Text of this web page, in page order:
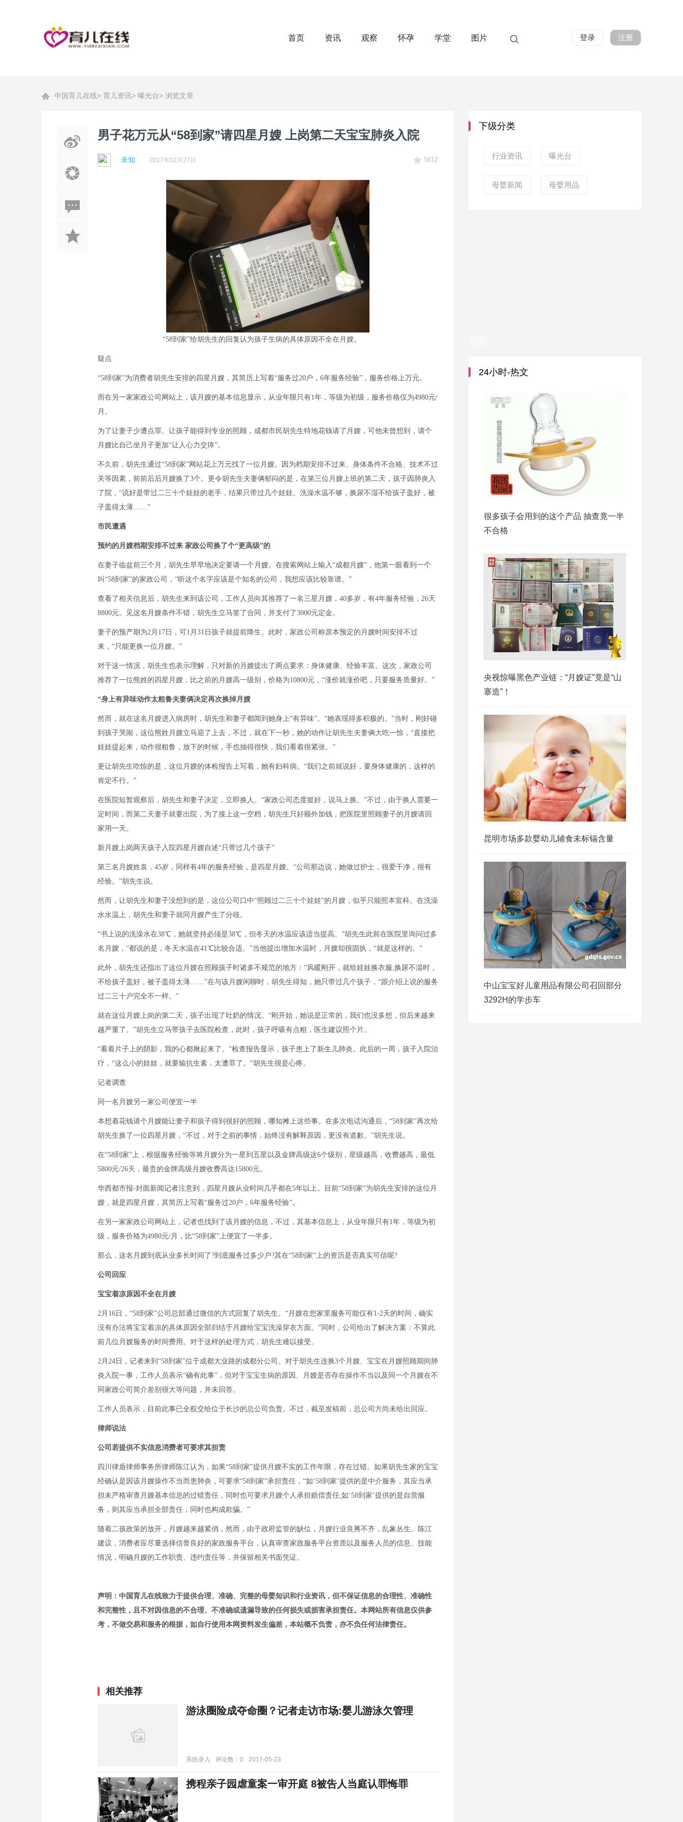
首页 资讯 观察 怀孕 学堂 图片 登录 注册
中国育儿在线> 育儿资讯> 曝光台> 浏览文章
男子花万元从“58到家”请四星月嫂 上岗第二天宝宝肺炎入院
5812
未知 2017年02月27日
“58到家”给胡先生的回复认为孩子生病的具体原因不全在月嫂。
疑点
“58到家”为消费者胡先生安排的四星月嫂，其简历上写着“服务过20户，6年服务经验”，服务价格上万元。
而在另一家家政公司网站上，该月嫂的基本信息显示，从业年限只有1年，等级为初级，服务价格仅为4980元/
月。
为了让妻子少遭点罪、让孩子能得到专业的照顾，成都市民胡先生特地花钱请了月嫂，可他未曾想到，请个
月嫂比自己坐月子更加“让人心力交瘁”。
不久前，胡先生通过“58到家”网站花上万元找了一位月嫂。因为档期安排不过来、身体条件不合格、技术不过
关等因素，前前后后月嫂换了3个。更令胡先生夫妻俩郁闷的是，在第三位月嫂上班的第二天，孩子因肺炎入
了院，“说好是带过二三十个娃娃的老手，结果只带过几个娃娃。洗澡水温不够，换尿不湿不给孩子盖好，被
子盖得太薄……”
市民遭遇
预约的月嫂档期安排不过来 家政公司换了个“更高级”的
在妻子临盆前三个月，胡先生早早地决定要请一个月嫂。在搜索网站上输入“成都月嫂”，他第一眼看到一个
叫“58到家”的家政公司，“听这个名字应该是个知名的公司，我想应该比较靠谱。”
查看了相关信息后，胡先生来到该公司，工作人员向其推荐了一名三星月嫂，40多岁，有4年服务经验，26天
8800元。见这名月嫂条件不错，胡先生立马签了合同，并支付了3000元定金。
妻子的预产期为2月17日，可1月31日孩子就提前降生。此时，家政公司称原本预定的月嫂时间安排不过
来，“只能更换一位月嫂。”
对于这一情况，胡先生也表示理解，只对新的月嫂提出了两点要求：身体健康、经验丰富。这次，家政公司
推荐了一位熊姓的四星月嫂，比之前的月嫂高一级别，价格为10800元，“涨价就涨价吧，只要服务质量好。”
“身上有异味动作太粗鲁夫妻俩决定再次换掉月嫂
然而，就在这名月嫂进入病房时，胡先生和妻子都闻到她身上“有异味”。“她表现得多积极的。”当时，刚好碰
到孩子哭闹，这位熊姓月嫂立马迎了上去，不过，就在下一秒，她的动作让胡先生夫妻俩大吃一惊，“直接把
娃娃提起来，动作很粗鲁，放下的时候，手也抽得很快，我们看着很紧张。”
更让胡先生吃惊的是，这位月嫂的体检报告上写着，她有妇科病。“我们之前就说好，要身体健康的，这样的
肯定不行。”
在医院短暂观察后，胡先生和妻子决定，立即换人。“家政公司态度挺好，说马上换。”不过，由于换人需要一
定时间，而第二天妻子就要出院，为了接上这一空档，胡先生只好额外加钱，把医院里照顾妻子的月嫂请回
家用一天。
新月嫂上岗两天孩子入院四星月嫂自述“只带过几个孩子”
第三名月嫂姓袁，45岁，同样有4年的服务经验，是四星月嫂。“公司那边说，她做过护士，很爱干净，很有
经验。”胡先生说。
然而，让胡先生和妻子没想到的是，这位公司口中“照顾过二三十个娃娃”的月嫂，似乎只能照本宣科。在洗澡
水水温上，胡先生和妻子就同月嫂产生了分歧。
“书上说的洗澡水在38℃，她就坚持必须是38℃，但冬天的水温应该适当提高。”胡先生此前在医院里询问过多
名月嫂，“都说的是，冬天水温在41℃比较合适。”当他提出增加水温时，月嫂却很固执，“就是这样的。”
此外，胡先生还指出了这位月嫂在照顾孩子时诸多不规范的地方：“风暖刚开，就给娃娃换衣服;换尿不湿时，
不给孩子盖好，被子盖得太薄……”在与该月嫂闲聊时，胡先生得知，她只带过几个孩子，“跟介绍上说的服务
过二三十户完全不一样。”
就在这位月嫂上岗的第二天，孩子出现了吐奶的情况。“刚开始，她说是正常的，我们也没多想，但后来越来
越严重了。”胡先生立马带孩子去医院检查，此时，孩子呼吸有点粗，医生建议照个片。
“看着片子上的阴影，我的心都揪起来了。”检查报告显示，孩子患上了新生儿肺炎。此后的一周，孩子入院治
疗，“这么小的娃娃，就要输抗生素，太遭罪了。”胡先生很是心疼。
记者调查
同一名月嫂另一家公司便宜一半
本想着花钱请个月嫂能让妻子和孩子得到很好的照顾，哪知摊上这些事。在多次电话沟通后，“58到家”再次给
胡先生换了一位四星月嫂，“不过，对于之前的事情，始终没有解释原因，更没有道歉。”胡先生说。
在“58到家”上，根据服务经验等将月嫂分为一星到五星以及金牌高级这6个级别，星级越高，收费越高，最低
5800元/26天，最贵的金牌高级月嫂收费高达15800元。
华西都市报-封面新闻记者注意到，四星月嫂从业时间几乎都在5年以上。目前“58到家”为胡先生安排的这位月
嫂，就是四星月嫂，其简历上写着“服务过20户，6年服务经验”。
在另一家家政公司网站上，记者也找到了该月嫂的信息，不过，其基本信息上，从业年限只有1年，等级为初
级，服务价格为4980元/月，比“58到家”上便宜了一半多。
那么，这名月嫂到底从业多长时间了?到底服务过多少户?其在“58到家”上的资历是否真实可信呢?
公司回应
宝宝着凉原因不全在月嫂
2月16日，“58到家”公司总部通过微信的方式回复了胡先生。“月嫂在您家里服务可能仅有1-2天的时间，确实
没有办法将宝宝着凉的具体原因全部归结于月嫂给宝宝洗澡穿衣方面。”同时，公司给出了解决方案：不算此
前几位月嫂服务的时间费用。对于这样的处理方式，胡先生难以接受。
2月24日，记者来到“58到家”位于成都大业路的成都分公司。对于胡先生连换3个月嫂、宝宝在月嫂照顾期间肺
炎入院一事，工作人员表示“确有此事”，但对于宝宝生病的原因、月嫂是否存在操作不当以及同一个月嫂在不
同家政公司简介差别很大等问题，并未回答。
工作人员表示，目前此事已全权交给位于长沙的总公司负责。不过，截至发稿前，总公司方尚未给出回应。
律师说法
公司若提供不实信息消费者可要求其担责
四川律盾律师事务所律师陈江认为，如果“58到家”提供月嫂不实的工作年限，存在过错。如果胡先生家的宝宝
经确认是因该月嫂操作不当而患肺炎，可要求“58到家”承担责任，“如‘58到家’提供的是中介服务，其应当承
担未严格审查月嫂基本信息的过错责任，同时也可要求月嫂个人承担赔偿责任;如‘58到家’提供的是自营服
务，则其应当承担全部责任，同时也构成欺骗。”
随着二孩政策的放开，月嫂越来越紧俏，然而，由于政府监管的缺位，月嫂行业良莠不齐，乱象丛生。陈江
建议，消费者应尽量选择信誉良好的家政服务平台，认真审查家政服务平台资质以及服务人员的信息、技能
情况，明确月嫂的工作职责、违约责任等，并保留相关书面凭证。
声明：中国育儿在线致力于提供合理、准确、完整的母婴知识和行业资讯，但不保证信息的合理性、准确性
和完整性，且不对因信息的不合理、不准确或遗漏导致的任何损失或损害承担责任。本网站所有信息仅供参
考，不做交易和服务的根据，如自行使用本网资料发生偏差，本站概不负责，亦不负任何法律责任。
相关推荐
游泳圈险成夺命圈？记者走访市场:婴儿游泳欠管理
系统录入 评论数：0 2017-05-23
携程亲子园虐童案一审开庭 8被告人当庭认罪悔罪
下级分类
行业资讯 曝光台
母婴新闻 母婴用品
24小时-热文
很多孩子会用到的这个产品 抽查竟一半
不合格
央视惊曝黑色产业链：“月嫂证”竟是“山
寨造”！
昆明市场多款婴幼儿辅食未标镉含量
中山宝宝好儿童用品有限公司召回部分
3292H的学步车